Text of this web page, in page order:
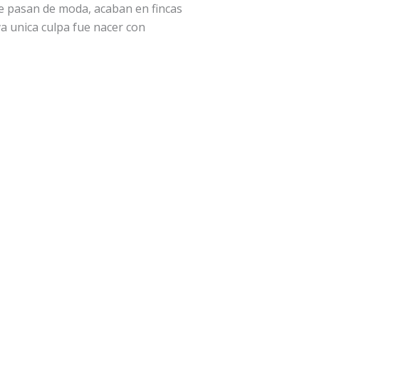
de moda, acaban en fincas
unica culpa fue nacer con